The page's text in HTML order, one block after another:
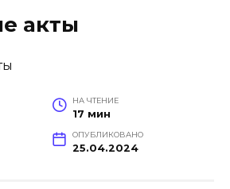
акты
НА ЧТЕНИЕ
17 мин
ОПУБЛИКОВАНО
25.04.2024